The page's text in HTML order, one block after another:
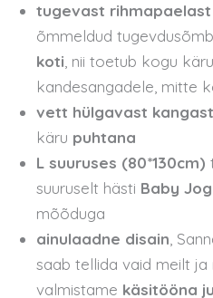
tugevast
õmmeldud
koti , nii toetub kogu
kandesangadele, mitte
vett hülgavast kangast
käru puhtana
L suuruses (80*130cm)
suuruselt hästi Baby
mõõduga
ainulaadne disain ,
saab tellida vaid meilt ja
valmistame käsitööna